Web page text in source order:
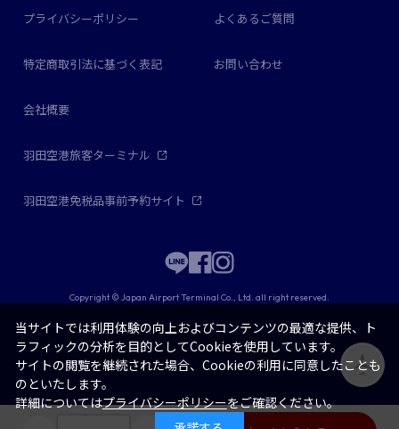
プライバシーポリシー よくあるご質問
特定商取引法に基づく表記 お問い合わせ
会社概要
羽田空港旅客ターミナル
羽田空港免税品事前予約サイト
Copyright © Japan Airport Terminal Co., Ltd. all right reserved.
当サイトでは利用体験の向上およびコンテンツの最適な提供、ト
ラフィックの分析を目的としてCookieを使用しています。
サイトの閲覧を継続された場合、Cookieの利用に同意したことも
のといたします。
詳細についてはプライバシーポリシーをご確認ください。